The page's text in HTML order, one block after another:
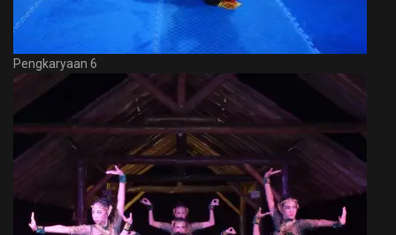
Pengkaryaan 6